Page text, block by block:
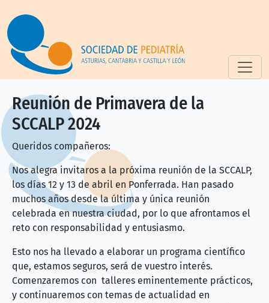
Reunión de Primavera de la
SCCALP 2024
Queridos compañeros:
Nos alegra invitaros a la próxima reunión de la SCCALP,
los días 12 y 13 de abril en Ponferrada. Han pasado
muchos años desde la última y única reunión
celebrada en nuestra ciudad, por lo que afrontamos el
reto con responsabilidad y entusiasmo.
Esto nos ha llevado a elaborar un programa científico
que, estamos seguros, será de vuestro interés.
Comenzaremos con talleres eminentemente prácticos,
y continuaremos con temas de actualidad en